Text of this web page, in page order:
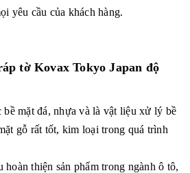
yêu cầu của khách hàng.
tờ Kovax Tokyo Japan độ
bề mặt đá, nhựa và là vật liệu xử lý bề
gỗ rất tốt, kim loại trong quá trình
thiện sản phẩm trong ngành ô tô,